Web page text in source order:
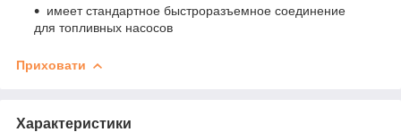
имеет стандартное быстроразъемное соединение
для топливных насосов
Приховати
Характеристики